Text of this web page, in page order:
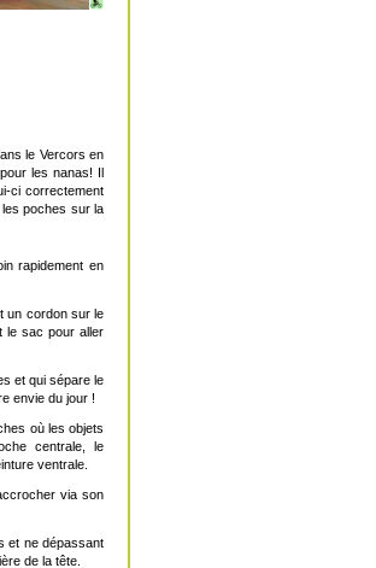
le Vercors en
les nanas! Il
ci correctement
poches sur la
rapidement en
un cordon sur le
le sac pour aller
et qui sépare le
envie du jour !
où les objets
centrale, le
ventrale.
via son
et ne dépassant
de la tête.